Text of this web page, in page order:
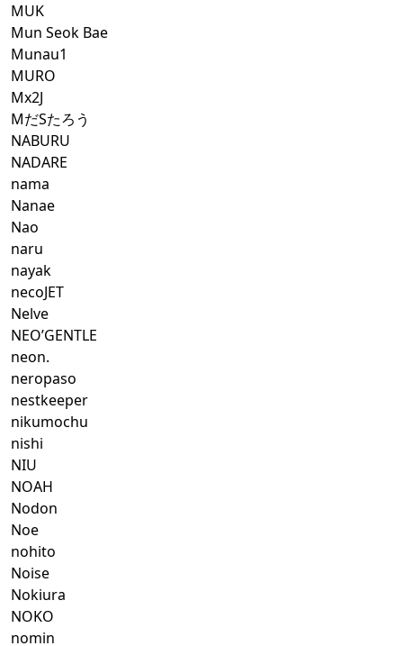
MUK
Mun Seok Bae
Munau1
MURO
Mx2J
MだSたろう
NABURU
NADARE
nama
Nanae
Nao
naru
nayak
necoJET
Nelve
NEO’GENTLE
neon.
neropaso
nestkeeper
nikumochu
nishi
NIU
NOAH
Nodon
Noe
nohito
Noise
Nokiura
NOKO
nomin